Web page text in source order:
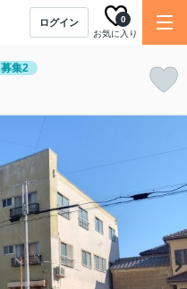
ログイン
お気に入り
0
募集2